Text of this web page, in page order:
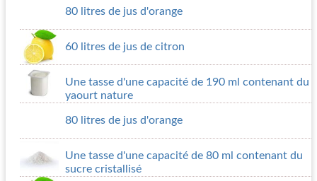
80 litres de jus d'orange
60 litres de jus de citron
Une tasse d'une capacité de 190 ml contenant du
yaourt nature
80 litres de jus d'orange
Une tasse d'une capacité de 80 ml contenant du
sucre cristallisé